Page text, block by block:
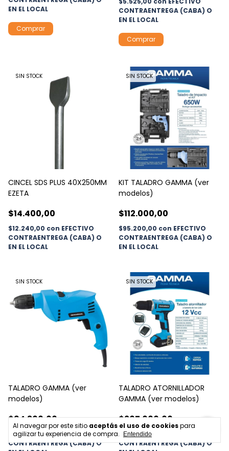
Al navegar por este sitio aceptás el uso de cookiespara
agilizar tu experiencia de compra.
Entendido
EN EL LOCAL
CONTRAENTREGA (CABA) O
EN EL LOCAL
Comprar
SIN STOCK
CINCEL SDS PLUS 40X250MM
EZETA
$14.400,00
$12.240,00 con EFECTIVO
CONTRAENTREGA (CABA) O
EN EL LOCAL
SIN STOCK
KIT TALADRO GAMMA (ver
modelos)
$112.000,00
$95.200,00 con EFECTIVO
CONTRAENTREGA (CABA) O
EN EL LOCAL
SIN STOCK
TALADRO GAMMA (ver
modelos)
$94.300,00
$80.155,00conEFECTIVO
CONTRAENTREGA (CABA) O
SIN STOCK
TALADRO ATORNILLADOR
GAMMA (ver modelos)
$207.000,00
$175.950,00
CONTRAENTREGA (CABA) O